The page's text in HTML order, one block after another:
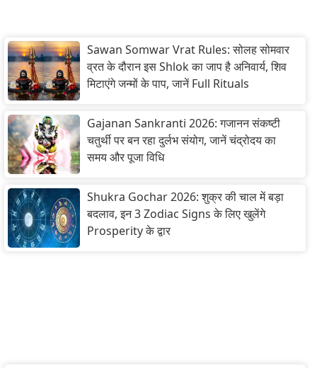
Sawan Somwar Vrat Rules: सोलह सोमवार
व्रत के दौरान इस Shlok का जाप है अनिवार्य, शिव
मिटाएंगे जन्मों के पाप, जानें Full Rituals
Gajanan Sankranti 2026: गजानन संकष्टी
चतुर्थी पर बन रहा दुर्लभ संयोग, जानें चंद्रोदय का
समय और पूजा विधि
Shukra Gochar 2026: शुक्र की चाल में बड़ा
बदलाव, इन 3 Zodiac Signs के लिए खुलेंगे
Prosperity के द्वार